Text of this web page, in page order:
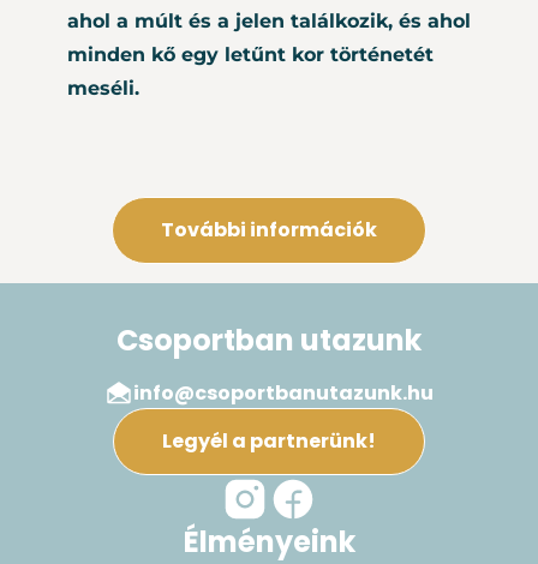
ahol a múlt és a jelen találkozik, és ahol
minden kő egy letűnt kor történetét
meséli.
További információk
Csoportban utazunk
info@csoportbanutazunk.hu
Legyél a partnerünk!
Élményeink